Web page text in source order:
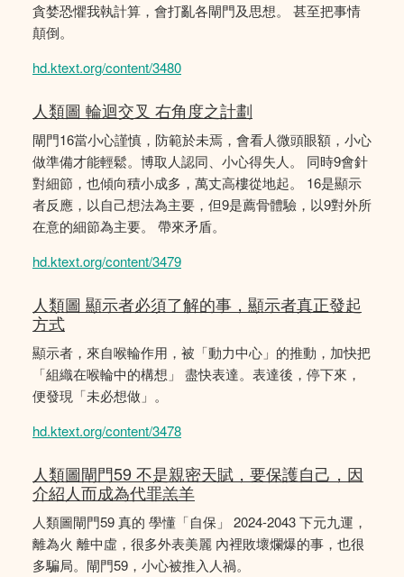
貪婪恐懼我執計算，會打亂各閘門及思想。 甚至把事情
顛倒。
hd.ktext.org/content/3480
人類圖 輪迴交叉 右角度之計劃
閘門16當小心謹慎，防範於未焉，會看人微頭眼額，小心
做準備才能輕鬆。博取人認同、小心得失人。 同時9會針
對細節，也傾向積小成多，萬丈高樓從地起。 16是顯示
者反應，以自己想法為主要，但9是薦骨體驗，以9對外所
在意的細節為主要。 帶來矛盾。
hd.ktext.org/content/3479
人類圖 顯示者必須了解的事，顯示者真正發起
方式
顯示者，來自喉輪作用，被「動力中心」的推動，加快把
「組織在喉輪中的構想」 盡快表達。表達後，停下來，
便發現「未必想做」。
hd.ktext.org/content/3478
人類圖閘門59 不是親密天賦，要保護自己，因
介紹人而成為代罪羔羊
人類圖閘門59 真的 學懂「自保」 2024-2043 下元九運，
離為火 離中虛，很多外表美麗 內裡敗壞爛爆的事，也很
多騙局。閘門59，小心被推入人禍。